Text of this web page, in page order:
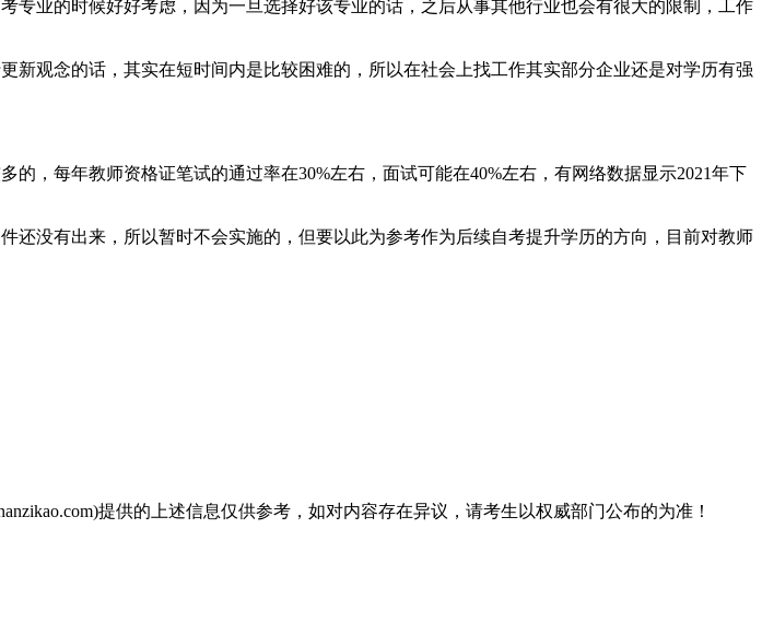
业的时候好好考虑，因为一旦选择好该专业的话，之后从事其他行业也会有很大的限制，工作
观念的话，其实在短时间内是比较困难的，所以在社会上找工作其实部分企业还是对学历有强
，每年教师资格证笔试的通过率在30%左右，面试可能在40%左右，有网络数据显示2021年下
没有出来，所以暂时不会实施的，但要以此为参考作为后续自考提升学历的方向，目前对教师
提供的上述信息仅供参考，如对内容存在异议，请考生以权威部门公布的为准！